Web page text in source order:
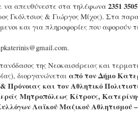
να απευθύνεστε στα τηλέφωνα2351
Γκόλτσιος & Γιώργος Μίχος). Στα
και για πληροφορίες που αφορούν
της Νεοκαισάρειας και
διοργανώνεται από τον Δήμο
και τον Αθλητικό
Μητροπόλεως Κίτρους,
Λαϊκού Μαζικού Αθλητισμού –